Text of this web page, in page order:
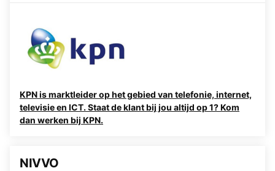
KPN is marktleider op het gebied van telefonie, internet,
televisie en ICT. Staat de klant bij jou altijd op 1? Kom
dan werken bij KPN.
NIVVO